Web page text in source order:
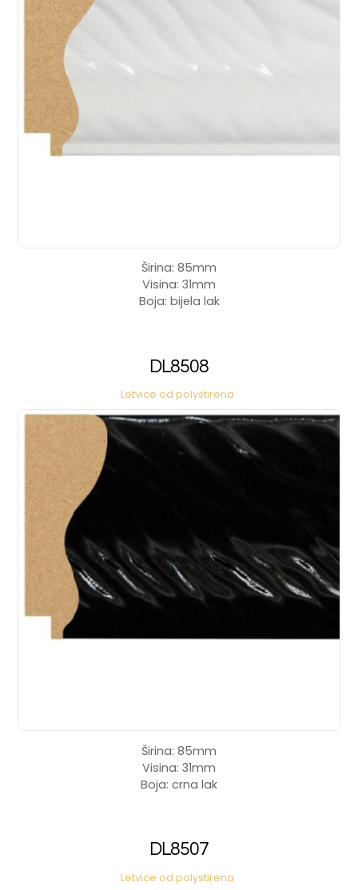
Širina: 85mm
Visina: 31mm
Boja: bijela lak
DL8508
Letvice od polystirena
Širina: 85mm
Visina: 31mm
Boja: crna lak
DL8507
Letvice od polystirena